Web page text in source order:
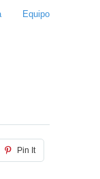
Equipo
Pin It